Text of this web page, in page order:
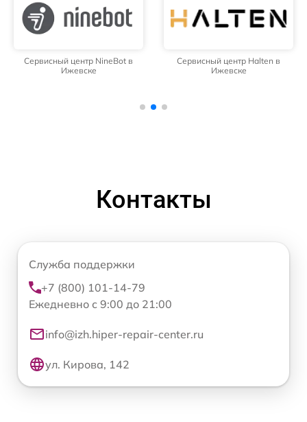
Сервисный центр NineBot в
Ижевске
Сервисный центр Halten в
Ижевске
Контакты
Служба поддержки
+7 (800) 101-14-79
Ежедневно с 9:00 до 21:00
info@izh.hiper-repair-center.ru
ул. Кирова, 142